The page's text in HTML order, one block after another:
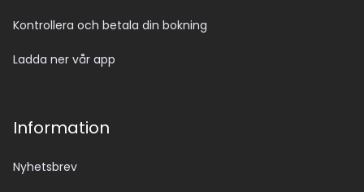
Kontrollera och betala din bokning
Ladda ner vår app
Information
Nyhetsbrev